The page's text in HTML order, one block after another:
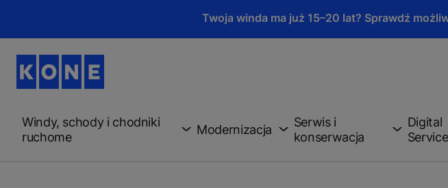
Twoja winda ma już 15–20 lat? Sprawdź
Windy, schody i chodniki
ruchome
Modernizacja
Serwis i
konserwacja
Digital